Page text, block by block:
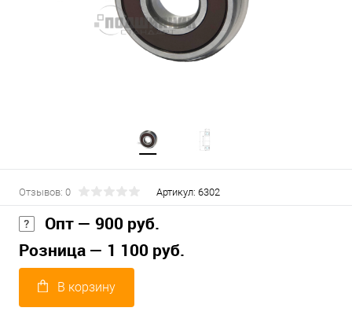
Отзывов: 0 Артикул: 6302
Опт — 900 руб.
Розница — 1 100 руб.
В корзину